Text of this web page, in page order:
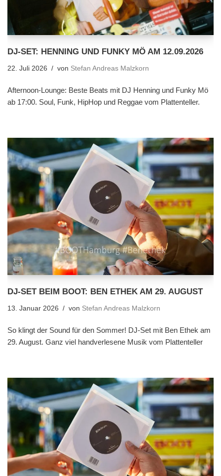
DJ-SET: HENNING UND FUNKY MÖ AM 12.09.2026
22. Juli 2026 von Stefan Andreas Malzkorn
Afternoon-Lounge: Beste Beats mit DJ Henning und Funky Mö
ab 17:00. Soul, Funk, HipHop und Reggae vom Plattenteller.
DJ-SET BEIM BOOT: BEN ETHEK AM 29. AUGUST
13. Januar 2026 von Stefan Andreas Malzkorn
So klingt der Sound für den Sommer! DJ-Set mit Ben Ethek am
29. August. Ganz viel handverlesene Musik vom Plattenteller